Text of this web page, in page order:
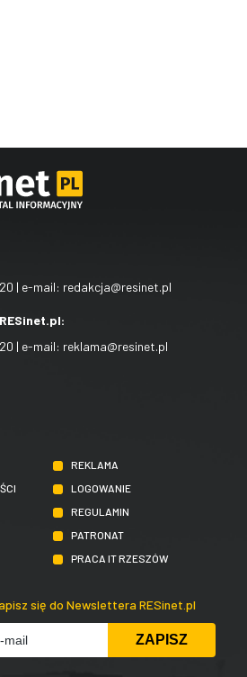
| e-mail: redakcja@resinet.pl
| e-mail: reklama@resinet.pl
REKLAMA
LOGOWANIE
REGULAMIN
PATRONAT
PRACA IT RZESZÓW
się do Newslettera RESinet.pl